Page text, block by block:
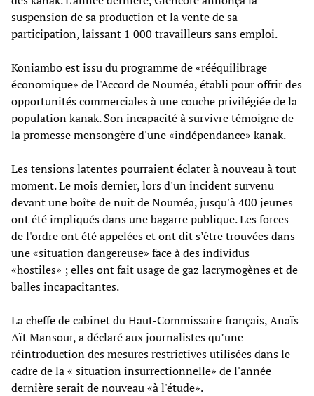
suspension de sa production et la vente de sa
participation, laissant 1 000 travailleurs sans emploi.
Koniambo est issu du programme de «rééquilibrage
économique» de l'Accord de Nouméa, établi pour offrir des
opportunités commerciales à une couche privilégiée de la
population kanak. Son incapacité à survivre témoigne de
la promesse mensongère d'une «indépendance» kanak.
Les tensions latentes pourraient éclater à nouveau à tout
moment. Le mois dernier, lors d'un incident survenu
devant une boîte de nuit de Nouméa, jusqu'à 400 jeunes
ont été impliqués dans une bagarre publique. Les forces
de l'ordre ont été appelées et ont dit s’être trouvées dans
une «situation dangereuse» face à des individus
«hostiles» ; elles ont fait usage de gaz lacrymogènes et de
balles incapacitantes.
La cheffe de cabinet du Haut-Commissaire français, Anaïs
Aït Mansour, a déclaré aux journalistes qu’une
réintroduction des mesures restrictives utilisées dans le
cadre de la « situation insurrectionnelle» de l'année
dernière serait de nouveau «à l'étude».